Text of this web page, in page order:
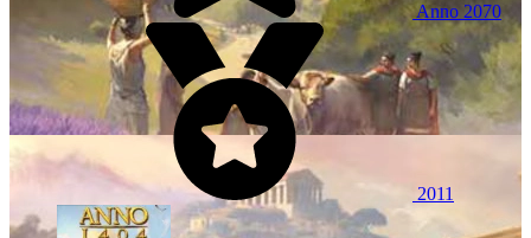
Anno 2070
2011